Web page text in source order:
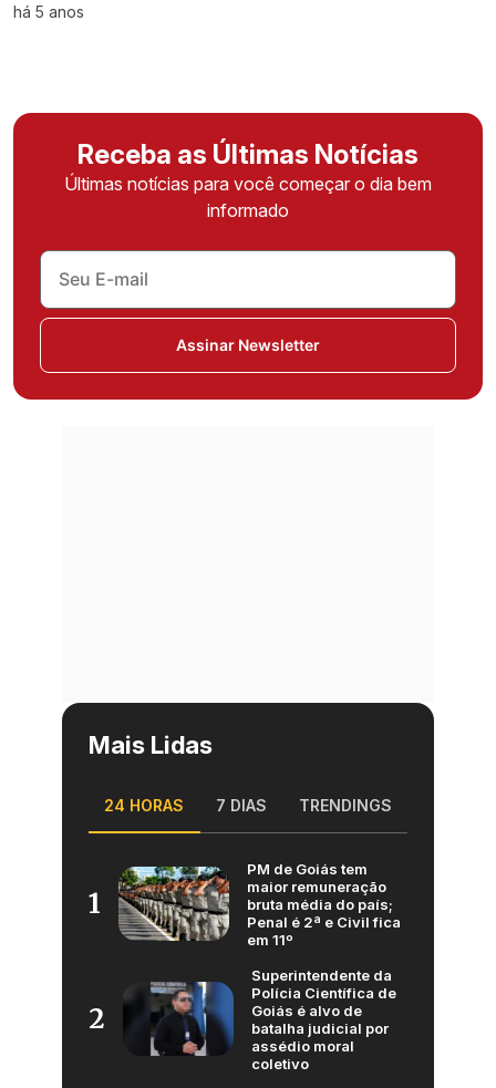
há 5 anos
Receba as Últimas Notícias
Últimas notícias para você começar o dia bem
informado
Assinar Newsletter
Mais Lidas
24 HORAS 7 DIAS TRENDINGS
1
PM de Goiás tem
maior remuneração
bruta média do país;
Penal é 2ª e Civil fica
em 11º
2
Superintendente da
Polícia Científica de
Goiás é alvo de
batalha judicial por
assédio moral
coletivo